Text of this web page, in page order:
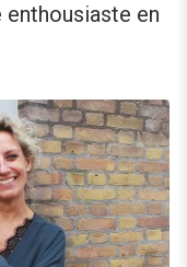
enthousiaste en